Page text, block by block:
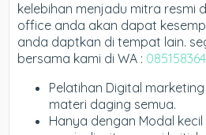
kelebihan menjadu mitra resmi
office anda akan dapat
anda daptkan di tempat lain.
bersama kami di WA :
Pelatihan Digital
materi daging semua.
Hanya dengan Modal